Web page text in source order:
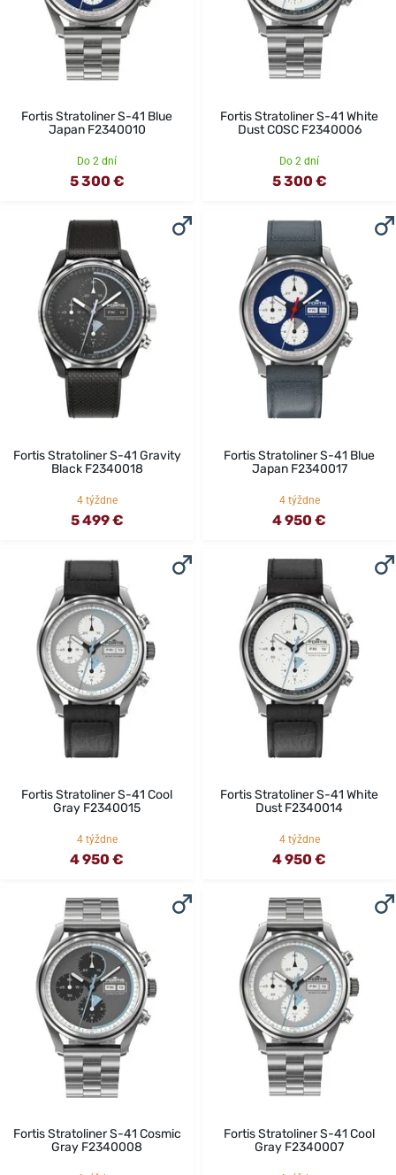
Fortis Stratoliner S-41 Blue
Japan F2340010
Do 2 dní
5 300 €
Fortis Stratoliner S-41 White
Dust COSC F2340006
Do 2 dní
5 300 €
Fortis Stratoliner S-41 Gravity
Black F2340018
4 týždne
5 499 €
Fortis Stratoliner S-41 Blue
Japan F2340017
4 týždne
4 950 €
Fortis Stratoliner S-41 Cool
Gray F2340015
4 týždne
4 950 €
Fortis Stratoliner S-41 White
Dust F2340014
4 týždne
4 950 €
Fortis Stratoliner S-41 Cosmic
Gray F2340008
Fortis Stratoliner S-41 Cool
Gray F2340007